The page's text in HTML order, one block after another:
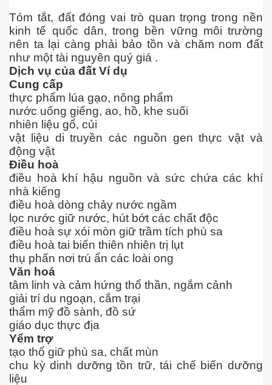
Tóm tắt, đất đóng vai trò quan trọng trong nền
kinh tế quốc dân, trong bền vững môi trường
nên ta lại càng phải bảo tồn và chăm nom đất
như một tài nguyên quý giá .
Dịch vụ của đất Ví dụ
Cung cấp
thực phẩm lúa gạo, nông phẩm
nước uống giếng, ao, hồ, khe suối
nhiên liệu gổ, củi
vật liệu di truyền các nguồn gen thực vật và
động vật
Điều hoà
điều hoà khí hậu nguồn và sức chứa các khí
nhà kiếng
điều hoà dòng chảy nước ngầm
lọc nước giữ nước, hút bớt các chất độc
điều hoà sự xói mòn giữ trầm tích phù sa
điều hoà tai biến thiên nhiên trị lụt
thụ phấn nơi trú ẩn các loài ong
Văn hoá
tâm linh và cảm hứng thổ thần, ngắm cảnh
giải trí du ngoạn, cắm trại
thẩm mỹ đồ sành, đồ sứ
giáo dục thực địa
Yểm trợ
tạo thổ giữ phù sa, chất mùn
chu kỳ dinh dưỡng tồn trữ, tái chế biến dưỡng
liệu
ở Hoa Kỳ năm 2015